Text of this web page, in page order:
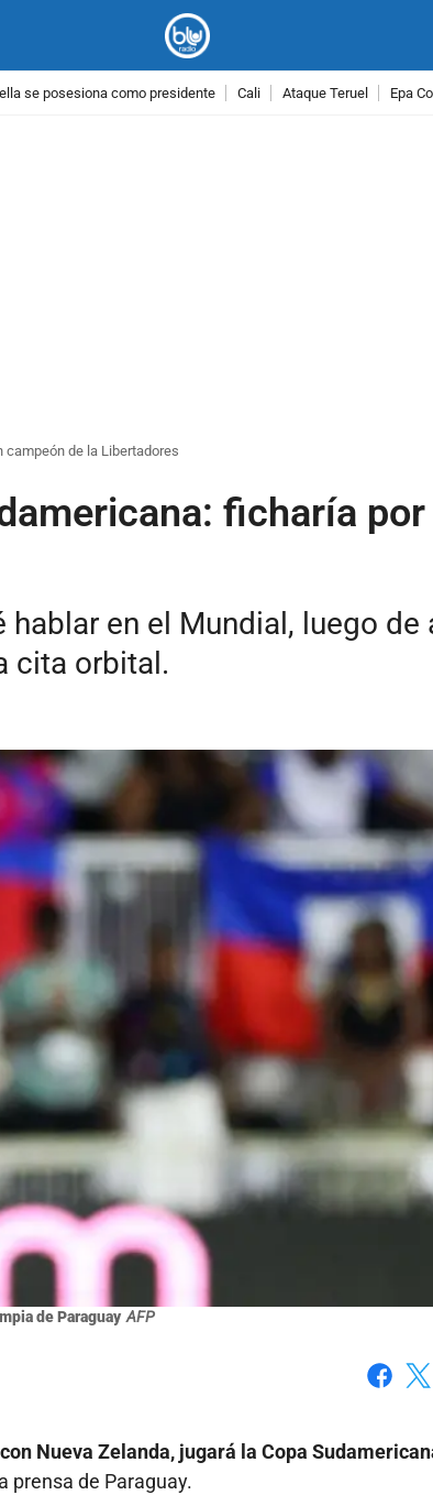
se posesiona como presidente Cali Ataque Teruel Epa
campeón de la Libertadores
ficharía
hablar en el Mundial, luego
cita orbital.
de Paraguay AFP
Nueva Zelanda, jugará la Copa
prensa de Paraguay.